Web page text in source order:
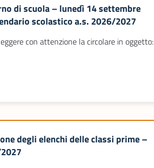
di scuola – lunedì 14 settembre
scolastico a.s. 2026/2027
con attenzione la circolare in oggetto:
degli elenchi delle classi prime –